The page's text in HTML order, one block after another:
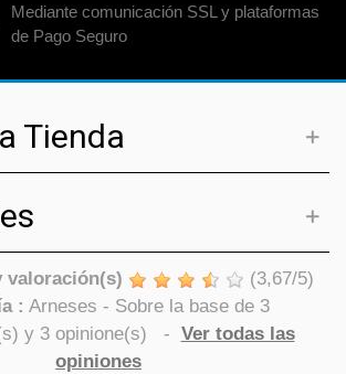
Mediante comunicación SSL y plataformas
de Pago Seguro
Tienda
valoración(s) (3,67/5)
: Arneses - Sobre la base de 3
y 3opinione(s) - Ver todas las
opiniones